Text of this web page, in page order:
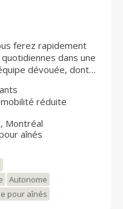
ferez rapidement
dans une
dévouée, dont
plus de 10, 15,
un
Avec des soins
sur 24, 7 jours sur 7
en toute
et conviviale.
et profitez de
idéal pour vivre
et la
Montréal
aînés
Autonome
pour aînés